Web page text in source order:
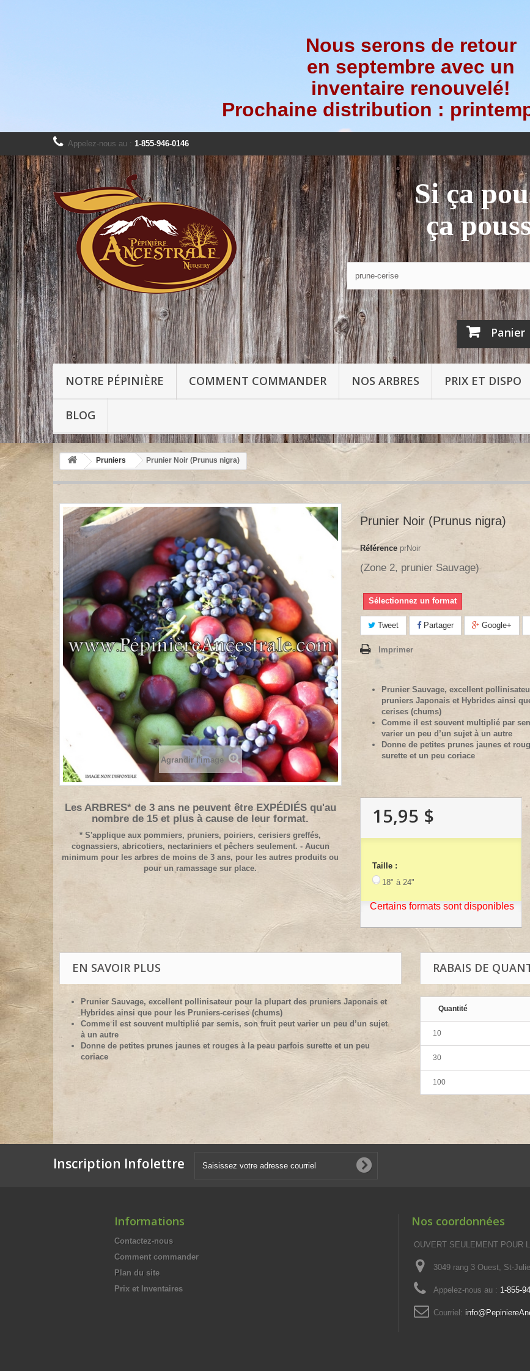
Nous serons de retour
en septembre avec un
inventaire renouvelé!
Prochaine distribution :
Appelez-nous au : 1-855-946-0146
Si ça
ça
Panier
NOTRE PÉPINIÈRE COMMENT COMMANDER NOS ARBRES PRIX ET DISPO
BLOG
Pruniers Prunier Noir (Prunus nigra)
Agrandir l'image
Les ARBRES* de 3 ans ne peuvent être EXPÉDIÉS qu'au
nombre de 15 et plus à cause de leur format.
* S'applique aux pommiers, pruniers, poiriers, cerisiers greffés,
cognassiers, abricotiers, nectariniers et pêchers seulement. - Aucun
minimum pour les arbres de moins de 3 ans, pour les autres produits ou
pour un ramassage sur place.
Prunier Noir (Prunus nigra)
Référence prNoir
(Zone 2, prunier Sauvage)
Sélectionnez un format
Tweet Partager Google+
Imprimer
Prunier Sauvage, excellent
pruniers Japonais et Hybrides ainsi
cerises (chums)
Comme il est souvent multiplié par
varier un peu d’un sujet à un autre
Donne de petites prunes jaunes et
surette et un peu coriace
15,95 $
Taille :
18" à 24"
Certains formats sont disponibles
EN SAVOIR PLUS
Prunier Sauvage, excellent pollinisateur pour la plupart des pruniers Japonais et
Hybrides ainsi que pour les Pruniers-cerises (chums)
Comme il est souvent multiplié par semis, son fruit peut varier un peu d’un sujet
à un autre
Donne de petites prunes jaunes et rouges à la peau parfois surette et un peu
coriace
RABAIS DE
Quantité
10
30
100
Inscription Infolettre
Informations
Contactez-nous
Comment commander
Plan du site
Prix et Inventaires
Nos coordonnées
OUVERT SEULEMENT POUR
3049 rang 3 Ouest, St-
Appelez-nous au : 1-855-
Courriel: